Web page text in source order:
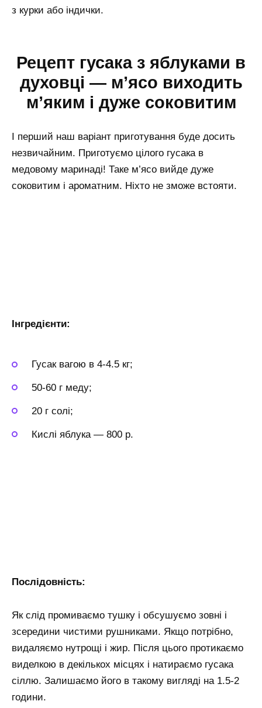
з курки або індички.
Рецепт гусака з яблуками в
духовці — м’ясо виходить
м’яким і дуже соковитим
І перший наш варіант приготування буде досить
незвичайним. Приготуємо цілого гусака в
медовому маринаді! Таке м’ясо вийде дуже
соковитим і ароматним. Ніхто не зможе встояти.
Інгредієнти:
Гусак вагою в 4-4.5 кг;
50-60 г меду;
20 г солі;
Кислі яблука — 800 р.
Послідовність:
Як слід промиваємо тушку і обсушуємо зовні і
зсередини чистими рушниками. Якщо потрібно,
видаляємо нутрощі і жир. Після цього протикаємо
виделкою в декількох місцях і натираємо гусака
сіллю. Залишаємо його в такому вигляді на 1.5-2
години.